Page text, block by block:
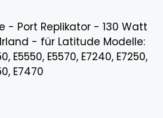
- Port Replikator - 130 Watt
- für Latitude Modelle:
E5550, E5570, E7240, E7250,
E7470